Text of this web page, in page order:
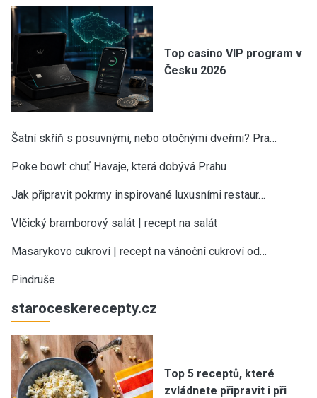
Top casino VIP program v
Česku 2026
Šatní skříň s posuvnými, nebo otočnými dveřmi? Pra…
Poke bowl: chuť Havaje, která dobývá Prahu
Jak připravit pokrmy inspirované luxusními restaur…
Vlčický bramborový salát | recept na salát
Masarykovo cukroví | recept na vánoční cukroví od…
Pindruše
staroceskerecepty.cz
Top 5 receptů, které
zvládnete připravit i při